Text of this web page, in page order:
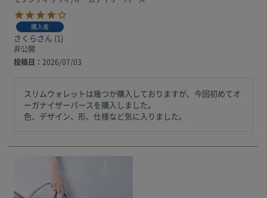
購入者
さくら 1
非公開
投稿日
2026/07/03
スリムウォレットは幾つか購入しておりますが、今回初めてオ
ーガナイザーパースを購入しました。
色、デザイン、形、仕様など気に入りました。